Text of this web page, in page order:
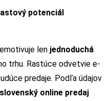
potenciál
len jednoduchá
trhu. Rastúce odvetvie e-
predaje. Podľa údajov
slovenský online predaj